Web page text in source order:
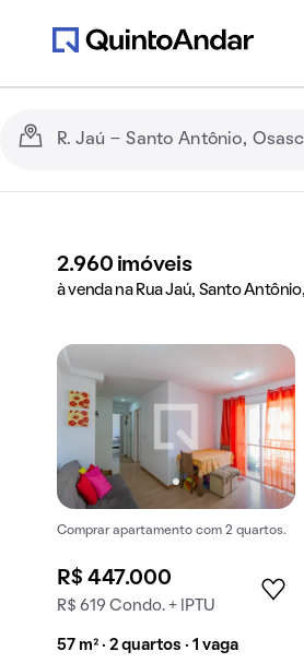
2.960 imóveis
à venda na Rua Jaú, Santo
Comprar apartamento com 2 quartos.
R$ 447.000
R$ 619 Condo. + IPTU
57 m² · 2 quartos · 1 vaga